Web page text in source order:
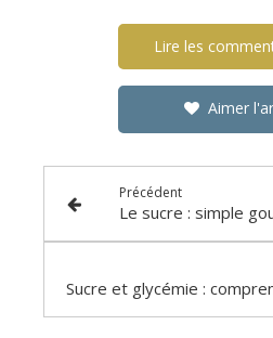
Lire les
Aimer
Précédent